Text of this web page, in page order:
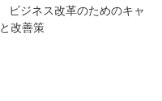
ジネス改革のためのキャ
改善策